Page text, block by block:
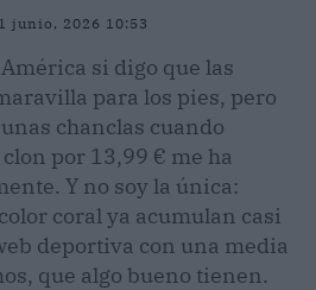
junio, 2026 10:53
si digo que las
para los pies, pero
chanclas cuando
por 13,99 € me ha
Y no soy la única:
coral ya acumulan casi
deportiva con una media
que algo bueno tienen.